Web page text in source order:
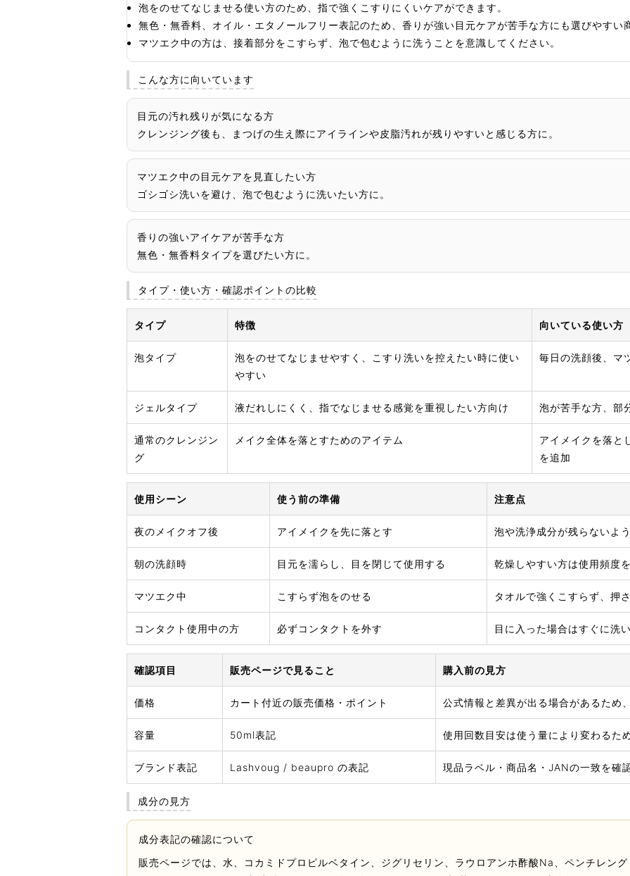
泡をのせてなじませる使い方のため、指で強くこすりにくいケアができます。
無色・無香料、オイル・エタノールフリー表記のため、香りが強い目元ケアが苦手な方にも選びやすい
マツエク中の方は、接着部分をこすらず、泡で包むように洗うことを意識してください。
こんな方に向いています
目元の汚れ残りが気になる方
クレンジング後も、まつげの生え際にアイラインや皮脂汚れが残りやすいと感じる方に。
マツエク中の目元ケアを見直したい方
ゴシゴシ洗いを避け、泡で包むように洗いたい方に。
香りの強いアイケアが苦手な方
無色・無香料タイプを選びたい方に。
タイプ・使い方・確認ポイントの比較
タイプ 特徴 向いている使い方
泡タイプ
泡をのせてなじませやすく、こすり洗いを控えたい時に使い
やすい
毎日の洗顔後、マ
ジェルタイプ 液だれしにくく、指でなじませる感覚を重視したい方向け 泡が苦手な方、部
通常のクレンジン
グ
メイク全体を落とすためのアイテム
アイメイクを落と
を追加
使用シーン 使う前の準備 注意点
夜のメイクオフ後 アイメイクを先に落とす 泡や洗浄成分が残らないよ
朝の洗顔時 目元を濡らし、目を閉じて使用する 乾燥しやすい方は使用頻度
マツエク中 こすらず泡をのせる タオルで強くこすらず、押
コンタクト使用中の方 必ずコンタクトを外す 目に入った場合はすぐに洗
確認項目 販売ページで見ること 購入前の見方
価格 カート付近の販売価格・ポイント 公式情報と差異が出る場合があるため
容量 50ml表記 使用回数目安は使う量により変わるた
ブランド表記 Lashvoug / beaupro の表記 現品ラベル・商品名・JANの一致を確
成分の見方
成分表記の確認について
販売ページでは、水、コカミドプロピルベタイン、ジグリセリン、ラウロアンホ酢酸Na、ペンチレン